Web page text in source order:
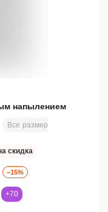
напылением
Все размеры
скидка
–15%
+70